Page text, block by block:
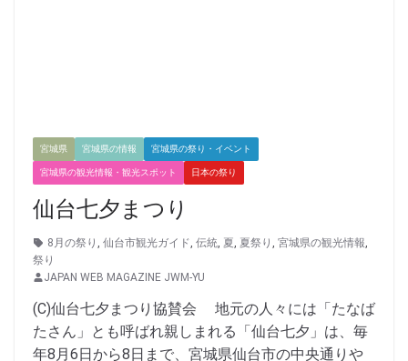
宮城県 宮城県の情報 宮城県の祭り・イベント
宮城県の観光情報・観光スポット 日本の祭り
仙台七夕まつり
8月の祭り , 仙台市観光ガイド, 伝統, 夏, 夏祭り , 宮城県の観光情報,
祭り
JAPAN WEB MAGAZINE JWM-YU
(C)仙台七夕まつり協賛会 地元の人々には「たなば
たさん」とも呼ばれ親しまれる「仙台七夕」は、毎
年8月6日から8日まで、宮城県仙台市の中央通りや